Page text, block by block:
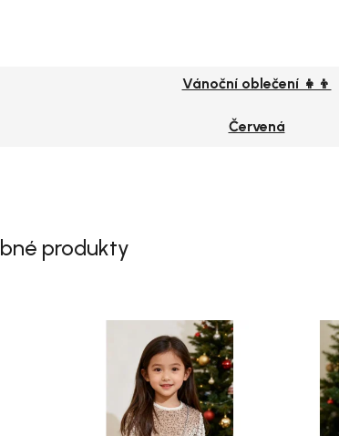
Vánoční oblečení 👧👦
Červená
produkty